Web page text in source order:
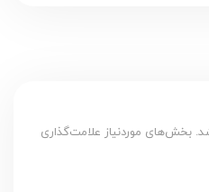
بخش‌های موردنیاز علامت‌گذاری